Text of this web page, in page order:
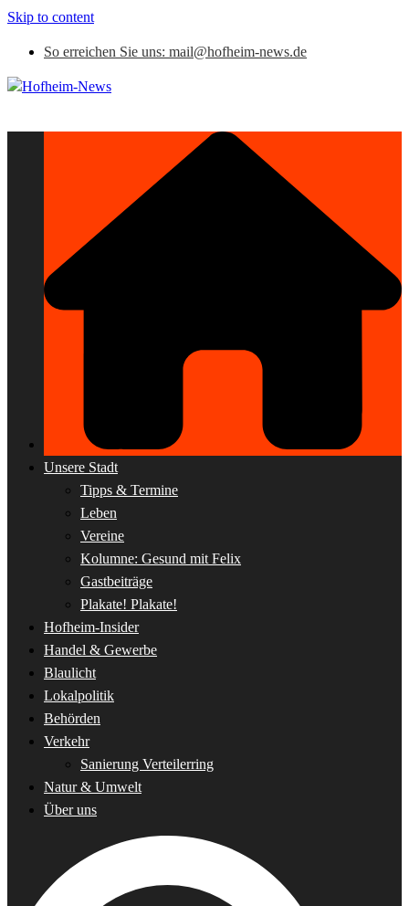
Skip to content
So erreichen Sie uns: mail@hofheim-news.de
Unsere Stadt
Tipps & Termine
Leben
Vereine
Kolumne: Gesund mit Felix
Gastbeiträge
Plakate! Plakate!
Hofheim-Insider
Handel & Gewerbe
Blaulicht
Lokalpolitik
Behörden
Verkehr
Sanierung Verteilerring
Natur & Umwelt
Über uns